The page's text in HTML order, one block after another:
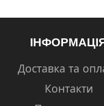
Доставка та
Контакти